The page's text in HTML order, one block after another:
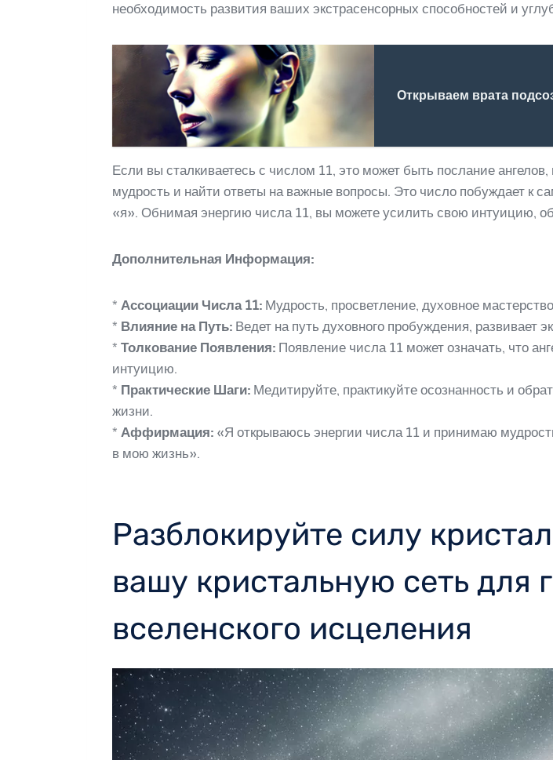
необходимость развития ваших экстрасенсорных способностей и
Открываем врата
Если вы сталкиваетесь с числом 11, это может быть послание
мудрость и найти ответы на важные вопросы. Это число побуждает
«я». Обнимая энергию числа 11, вы можете усилить свою интуицию,
Дополнительная Информация:
* Ассоциации Числа 11: Мудрость, просветление, духовное
* Влияние на Путь: Ведет на путь духовного пробуждения, развивает
* Толкование Появления: Появление числа 11 может означать, что
интуицию.
* Практические Шаги: Медитируйте, практикуйте осознанность и
жизни.
* Аффирмация: «Я открываюсь энергии числа 11 и принимаю
в мою жизнь».
Разблокируйте силу
вашу кристальную сеть для
вселенского исцеления